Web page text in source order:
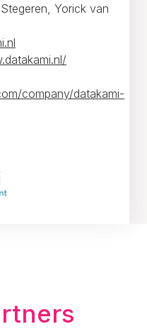
Yorick van
company/datakami-